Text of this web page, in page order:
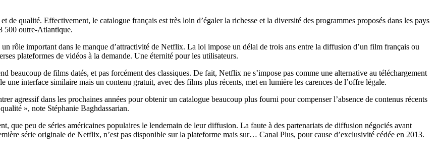
de qualité. Effectivement, le catalogue français est très loin d’égaler la richesse et la diversité des programmes proposés dans les pays
500 outre-Atlantique.
rôle important dans le manque d’attractivité de Netflix. La loi impose un délai de trois ans entre la diffusion d’un film français ou
plateformes de vidéos à la demande. Une éternité pour les utilisateurs.
beaucoup de films datés, et pas forcément des classiques. De fait, Netflix ne s’impose pas comme une alternative au téléchargement
interface similaire mais un contenu gratuit, avec des films plus récents, met en lumière les carences de l’offre légale.
agressif dans les prochaines années pour obtenir un catalogue beaucoup plus fourni pour compenser l’absence de contenus récents
», note Stéphanie Baghdassarian.
que peu de séries américaines populaires le lendemain de leur diffusion. La faute à des partenariats de diffusion négociés avant
série originale de Netflix, n’est pas disponible sur la plateforme mais sur… Canal Plus, pour cause d’exclusivité cédée en 2013.